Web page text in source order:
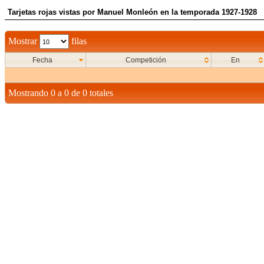
Tarjetas rojas vistas por Manuel Monleón en la temporada 1927-1928
Mostrar filas
Fecha Competición En
Mostrando 0 a 0 de 0 totales